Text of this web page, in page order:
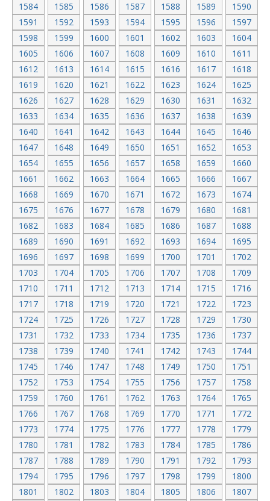
1584
1585 1586 1587 1588 1589
1590
1591
1592 1593 1594 1595 1596
1597
1598
1599 1600 1601 1602 1603
1604
1605
1606 1607 1608 1609 1610
1611
1612
1613 1614 1615 1616 1617
1618
1619
1620 1621 1622 1623 1624
1625
1626
1627 1628 1629 1630 1631
1632
1633
1634 1635 1636 1637 1638
1639
1640
1641 1642 1643 1644 1645
1646
1647
1648 1649 1650 1651 1652
1653
1654
1655 1656 1657 1658 1659
1660
1661
1662 1663 1664 1665 1666
1667
1668
1669 1670 1671 1672 1673
1674
1675
1676 1677 1678 1679 1680
1681
1682
1683 1684 1685 1686 1687
1688
1689
1690 1691 1692 1693 1694
1695
1696
1697 1698 1699 1700 1701
1702
1703
1704 1705 1706 1707 1708
1709
1710
1711 1712 1713 1714 1715
1716
1717
1718 1719 1720 1721 1722
1723
1724
1725 1726 1727 1728 1729
1730
1731
1732 1733 1734 1735 1736
1737
1738
1739 1740 1741 1742 1743
1744
1745
1746 1747 1748 1749 1750
1751
1752
1753 1754 1755 1756 1757
1758
1759
1760 1761 1762 1763 1764
1765
1766
1767 1768 1769 1770 1771
1772
1773
1774 1775 1776 1777 1778
1779
1780
1781 1782 1783 1784 1785
1786
1787
1788 1789 1790 1791 1792
1793
1794
1795 1796 1797 1798 1799
1800
1801
1802 1803 1804 1805 1806
1807